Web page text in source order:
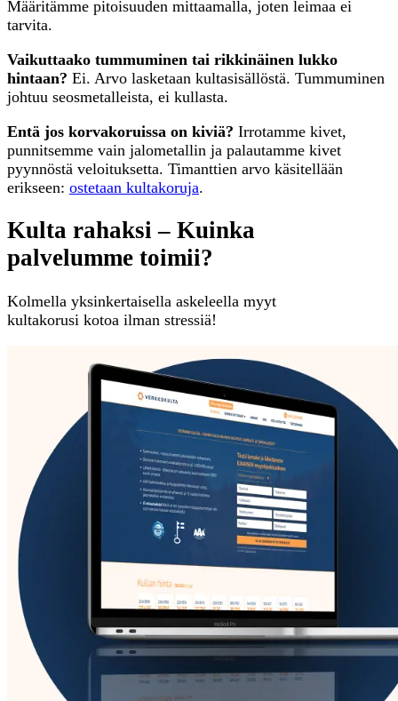
Määritämme pitoisuuden mittaamalla, joten leimaa ei
tarvita.
Vaikuttaako tummuminen tai rikkinäinen lukko
hintaan? Ei. Arvo lasketaan kultasisällöstä. Tummuminen
johtuu seosmetalleista, ei kullasta.
Entä jos korvakoruissa on kiviä? Irrotamme kivet,
punnitsemme vain jalometallin ja palautamme kivet
pyynnöstä veloituksetta. Timanttien arvo käsitellään
erikseen: ostetaan kultakoruja.
Kulta rahaksi – Kuinka
palvelumme toimii?
Kolmella yksinkertaisella askeleella myyt
kultakorusi kotoa ilman stressiä!